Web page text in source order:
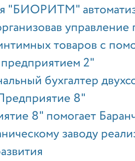
"БИОРИТМ"
товаров с
2"
бухгалтер
8"
8" помогает
заводу